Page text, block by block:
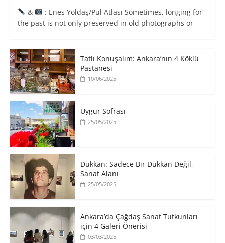
&
: Enes Yoldaş/Pul Atlası Sometimes, longing for
the past is not only preserved in old photographs or
Tatlı Konuşalım: Ankara’nın 4 Köklü
Pastanesi
10/06/2025
Uygur Sofrası
25/05/2025
​Dükkan: Sadece Bir Dükkan Değil,
Sanat Alanı
25/05/2025
Ankara’da Çağdaş Sanat Tutkunları
için 4 Galeri Önerisi
03/03/2025